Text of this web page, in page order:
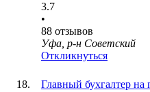
3.7
•
88 отзывов
Уфа, р-н Советский
Откликнуться
Главный бухгалтер на